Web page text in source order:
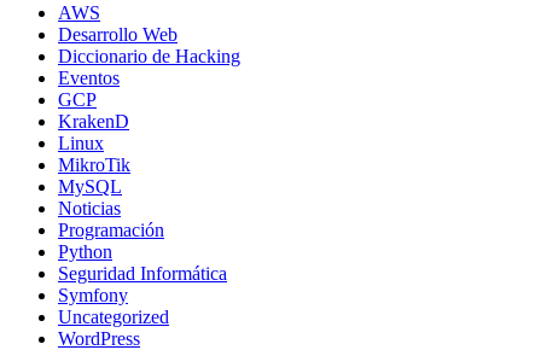
AWS
Desarrollo Web
Diccionario de Hacking
Eventos
GCP
KrakenD
Linux
MikroTik
MySQL
Noticias
Programación
Python
Seguridad Informática
Symfony
Uncategorized
WordPress